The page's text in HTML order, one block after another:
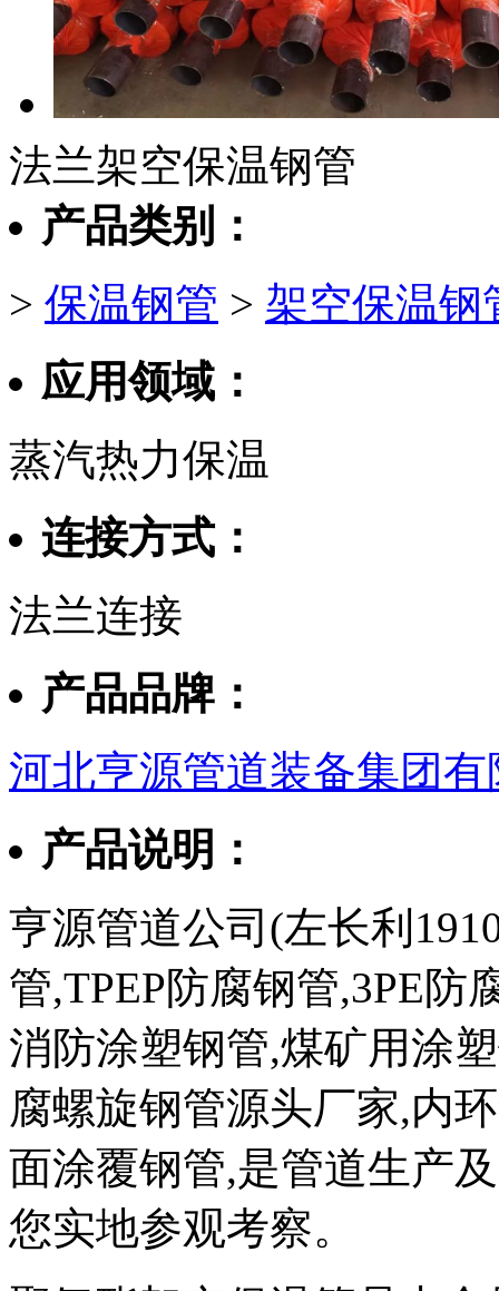
法兰架空保温钢管
产品类别：
> 保温钢管 > 架空保温钢
应用领域：
蒸汽热力保温
连接方式：
法兰连接
产品品牌：
河北亨源管道装备集团有
产品说明：
亨源管道公司(左长利
管,TPEP防腐钢管,3PE
消防涂塑钢管,煤矿用涂
腐螺旋钢管源头厂家,内
面涂覆钢管,是管道生产
您实地参观考察。